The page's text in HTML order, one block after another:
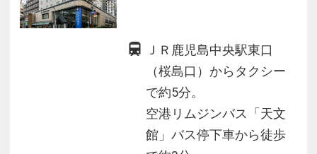
ＪＲ鹿児島中央駅東口
（桜島口）からタクシー
で約5分。
空港リムジンバス「天文
館」バス停下車から徒歩